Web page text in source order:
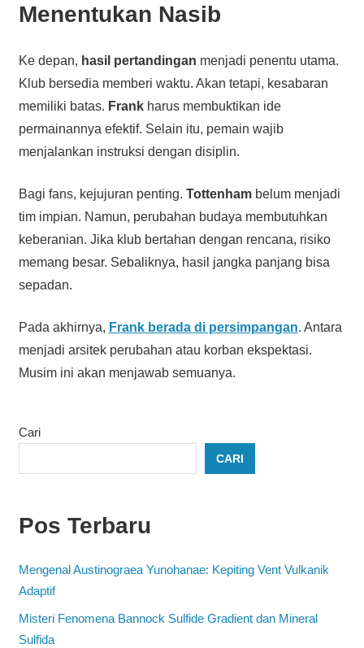
Menentukan Nasib
Ke depan, hasil pertandingan menjadi penentu utama.
Klub bersedia memberi waktu. Akan tetapi, kesabaran
memiliki batas. Frankharus membuktikan ide
permainannya efektif. Selain itu, pemain wajib
menjalankan instruksi dengan disiplin.
Bagi fans, kejujuran penting. Tottenhambelum menjadi
tim impian. Namun, perubahan budaya membutuhkan
keberanian. Jika klub bertahan dengan rencana, risiko
memang besar. Sebaliknya, hasil jangka panjang bisa
sepadan.
Pada akhirnya, Frank berada di persimpangan. Antara
menjadi arsitek perubahan atau korban ekspektasi.
Musim ini akan menjawab semuanya.
Cari
CARI
Pos Terbaru
Mengenal Austinograea Yunohanae: Kepiting Vent Vulkanik
Adaptif
Misteri Fenomena Bannock Sulfide Gradient dan Mineral
Sulfida